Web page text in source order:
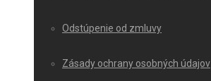
Odstúpenie od zmluvy
Zásady ochrany osobných údajov